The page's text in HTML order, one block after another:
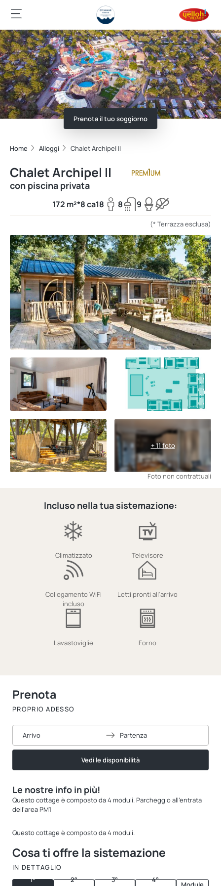
Prenota il tuo soggiorno
Home Alloggi Chalet Archipel II
Chalet Archipel II
con piscina privata
172 m²*8 ca18 8 9
(* Terrazza esclusa)
+ 11 foto
Foto non contrattuali
Incluso nella tua sistemazione:
Climatizzato Televisore
Collegamento WiFi
incluso
Letti pronti all'arrivo
Lavastoviglie Forno
Le nostre info in più!
Questo cottage è composto da 4 moduli. Parcheggio all'entrata
dell'area PM1
Questo cottage è composto da 4 moduli.
Cosa ti offre la sistemazione
IN DETTAGLIO
1°
2°
3°
4°
Prenota
PROPRIO ADESSO
Arrivo Partenza
Vedi le disponibilità